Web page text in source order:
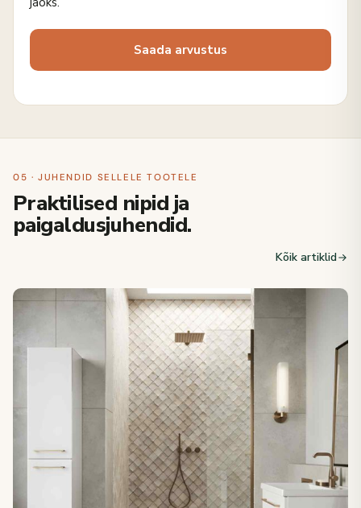
05 · JUHENDID SELLELE TOOTELE
Praktilised nipid ja
paigaldusjuhendid.
Kõik artiklid